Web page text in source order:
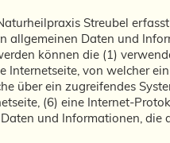
Streubel
allgemeinen Daten und
können die (1)
Internetseite, von welcher
über ein zugreifendes
(6) eine Internet-
und Informationen,